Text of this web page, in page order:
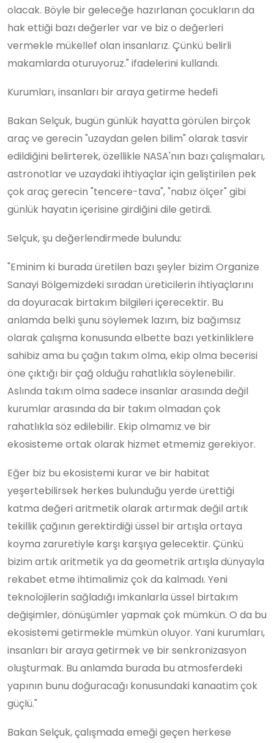
olacak. Böyle bir geleceğe hazırlanan çocukların da
hak ettiği bazı değerler var ve biz o değerleri
vermekle mükellef olan insanlarız. Çünkü belirli
makamlarda oturuyoruz." ifadelerini kullandı.
Kurumları, insanları bir araya getirme hedefi
Bakan Selçuk, bugün günlük hayatta görülen birçok
araç ve gerecin "uzaydan gelen bilim" olarak tasvir
edildiğini belirterek, özellikle NASA'nın bazı çalışmaları,
astronotlar ve uzaydaki ihtiyaçlar için geliştirilen pek
çok araç gerecin "tencere-tava", "nabız ölçer" gibi
günlük hayatın içerisine girdiğini dile getirdi.
Selçuk, şu değerlendirmede bulundu:
"Eminim ki burada üretilen bazı şeyler bizim Organize
Sanayi Bölgemizdeki sıradan üreticilerin ihtiyaçlarını
da doyuracak birtakım bilgileri içerecektir. Bu
anlamda belki şunu söylemek lazım, biz bağımsız
olarak çalışma konusunda elbette bazı yetkinliklere
sahibiz ama bu çağın takım olma, ekip olma becerisi
öne çıktığı bir çağ olduğu rahatlıkla söylenebilir.
Aslında takım olma sadece insanlar arasında değil
kurumlar arasında da bir takım olmadan çok
rahatlıkla söz edilebilir. Ekip olmamız ve bir
ekosisteme ortak olarak hizmet etmemiz gerekiyor.
Eğer biz bu ekosistemi kurar ve bir habitat
yeşertebilirsek herkes bulunduğu yerde ürettiği
katma değeri aritmetik olarak artırmak değil artık
tekillik çağının gerektirdiği üssel bir artışla ortaya
koyma zaruretiyle karşı karşıya gelecektir. Çünkü
bizim artık aritmetik ya da geometrik artışla dünyayla
rekabet etme ihtimalimiz çok da kalmadı. Yeni
teknolojilerin sağladığı imkanlarla üssel birtakım
değişimler, dönüşümler yapmak çok mümkün. O da bu
ekosistemi getirmekle mümkün oluyor. Yani kurumları,
insanları bir araya getirmek ve bir senkronizasyon
oluşturmak. Bu anlamda burada bu atmosferdeki
yapının bunu doğuracağı konusundaki kanaatim çok
güçlü."
Bakan Selçuk, çalışmada emeği geçen herkese